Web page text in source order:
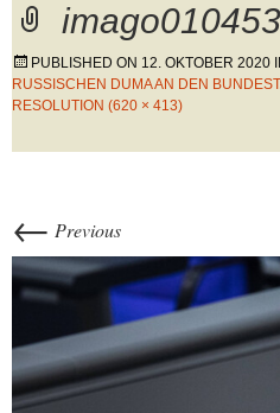
PUBLISHED ON 12. OKTOBER 2020
RUSSISCHEN DUMA AN DEN
RESOLUTION (620 × 413)
← Previous